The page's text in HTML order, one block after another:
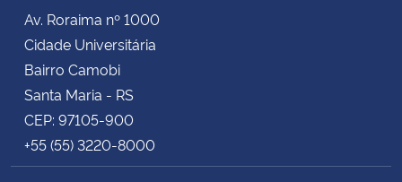
Av. Roraima nº 1000
Cidade Universitária
Bairro Camobi
Santa Maria - RS
CEP: 97105-900
+55 (55) 3220-8000